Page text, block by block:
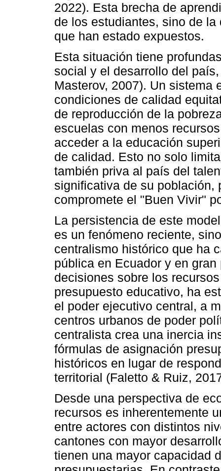
2022). Esta brecha de
de los estudiantes, sino de
que han estado expuestos.
Esta situación tiene
social y el desarrollo del
Masterov, 2007). Un sistema
condiciones de calidad
de reproducción de la
escuelas con menos
acceder a la educación
de calidad. Esto no solo
también priva al país del
significativa de su población,
compromete el "Buen Vivir"
La persistencia de este
es un fenómeno reciente,
centralismo histórico que ha
pública en Ecuador y en
decisiones sobre los
presupuesto educativo, ha
el poder ejecutivo central, a
centros urbanos de poder
centralista crea una inercia
fórmulas de asignación
históricos en lugar de
territorial (Faletto & Ruiz,
Desde una perspectiva de
recursos es inherentemente
entre actores con distintos
cantones con mayor
tienen una mayor capacidad